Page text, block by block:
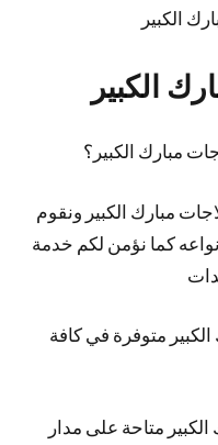
الكبير
الكبير
مبارك الكبير؟
مبارك الكبير ونقوم
كما نؤمن لكم خدمة
متوفرة في كافة
متاحة على مدار